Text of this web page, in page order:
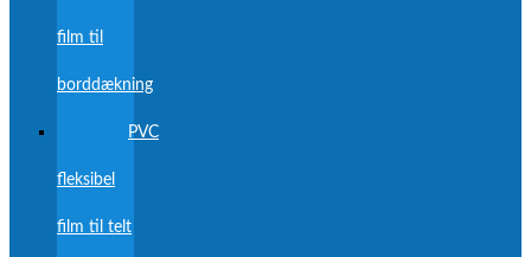
film til
borddækning
PVC
fleksibel
film til telt